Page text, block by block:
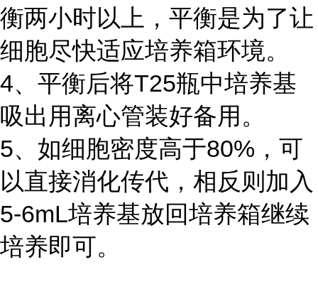
衡两小时以上，平衡是为了让
细胞尽快适应培养箱环境。
4、平衡后将T25瓶中培养基
吸出用离心管装好备用。
5、如细胞密度高于80%，可
以直接消化传代，相反则加入
5-6mL培养基放回培养箱继续
培养即可。